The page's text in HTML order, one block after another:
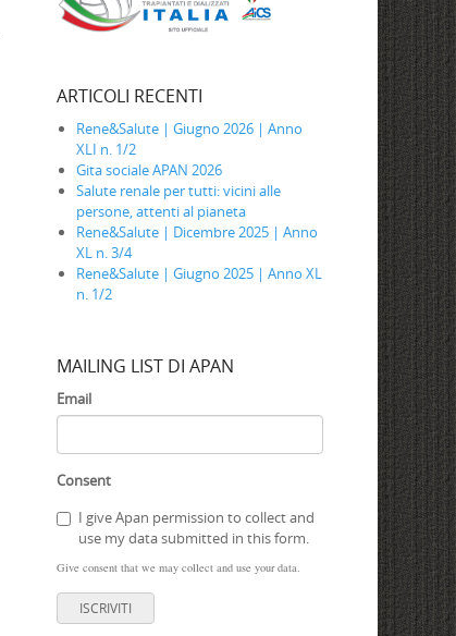
ARTICOLI RECENTI
Rene&Salute | Giugno 2026 | Anno
XLI n. 1/2
Gita sociale APAN 2026
Salute renale per tutti: vicini alle
persone, attenti al pianeta
Rene&Salute | Dicembre 2025 | Anno
XL n. 3/4
Rene&Salute | Giugno 2025 | Anno XL
n. 1/2
MAILING LIST DI APAN
Email
Consent
I give Apan permission to collect and
use my data submitted in this form.
Give consent that we may collect and use your data.
ISCRIVITI